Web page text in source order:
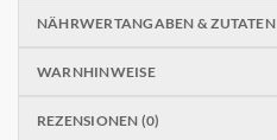
NÄHRWERTANGABEN & ZUTATEN
WARNHINWEISE
REZENSIONEN (0)